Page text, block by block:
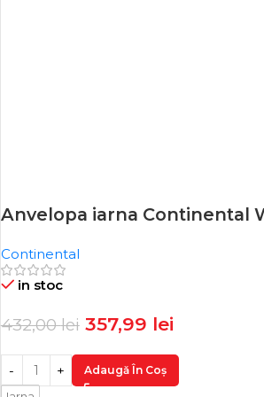
-17%
Anvelopa iarna Continental
Continental
in stoc
432,00lei 357,99 lei
Adaugă În Coș